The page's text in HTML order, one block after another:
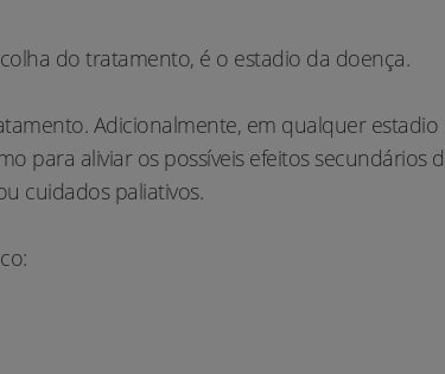
do tratamento, é o estadio da doença.
Adicionalmente, em qualquer
para aliviar os possíveis efeitos
cuidados paliativos.